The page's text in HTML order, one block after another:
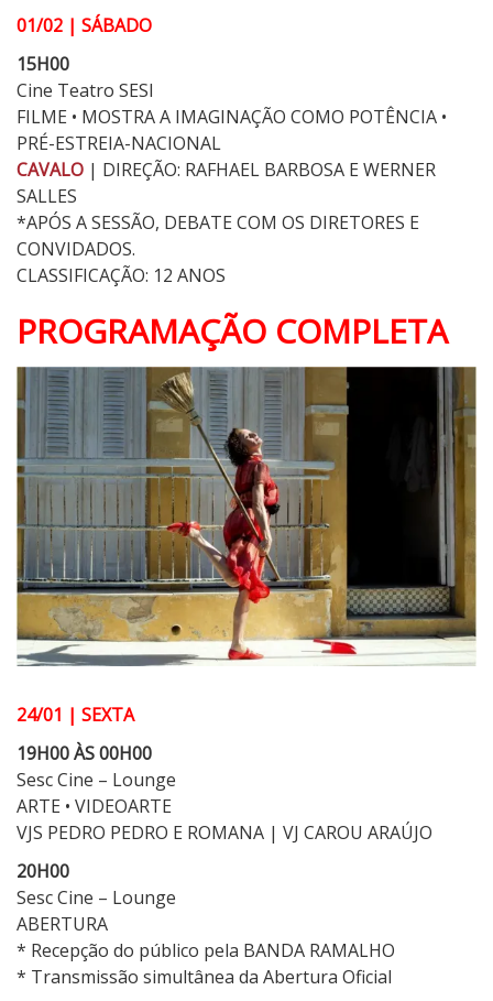
01/02 | SÁBADO
15H00
Cine Teatro SESI
FILME • MOSTRA A IMAGINAÇÃO COMO POTÊNCIA •
PRÉ-ESTREIA-NACIONAL
CAVALO | DIREÇÃO: RAFHAEL BARBOSA E WERNER
SALLES
*APÓS A SESSÃO, DEBATE COM OS DIRETORES E
CONVIDADOS.
CLASSIFICAÇÃO: 12 ANOS
PROGRAMAÇÃO COMPLETA
24/01 | SEXTA
19H00 ÀS 00H00
Sesc Cine – Lounge
ARTE • VIDEOARTE
VJS PEDRO PEDRO E ROMANA | VJ CAROU ARAÚJO
20H00
Sesc Cine – Lounge
ABERTURA
* Recepção do público pela BANDA RAMALHO
* Transmissão simultânea da Abertura Oficial